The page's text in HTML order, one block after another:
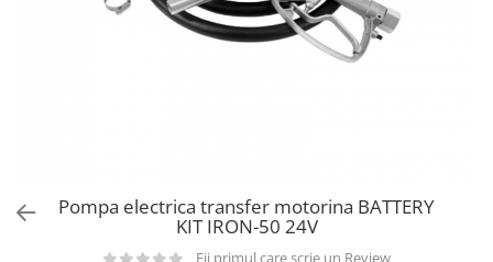
Rezervoare stationare supraterane
Pompa electrica transfer motorina BATTERY
KIT IRON-50 24V
Fii primul care scrie un Review